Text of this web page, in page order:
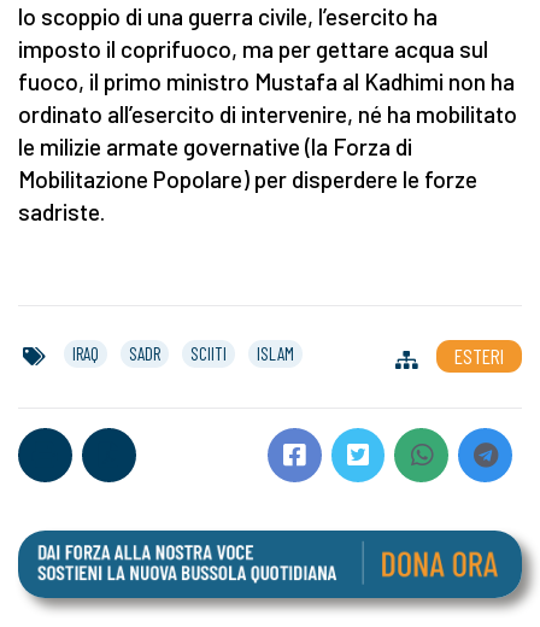
lo scoppio di una guerra civile, l’esercito ha
imposto il coprifuoco, ma per gettare acqua sul
fuoco, il primo ministro Mustafa al Kadhimi non ha
ordinato all’esercito di intervenire, né ha mobilitato
le milizie armate governative (la Forza di
Mobilitazione Popolare) per disperdere le forze
sadriste.
IRAQ SADR SCIITI ISLAM ESTERI